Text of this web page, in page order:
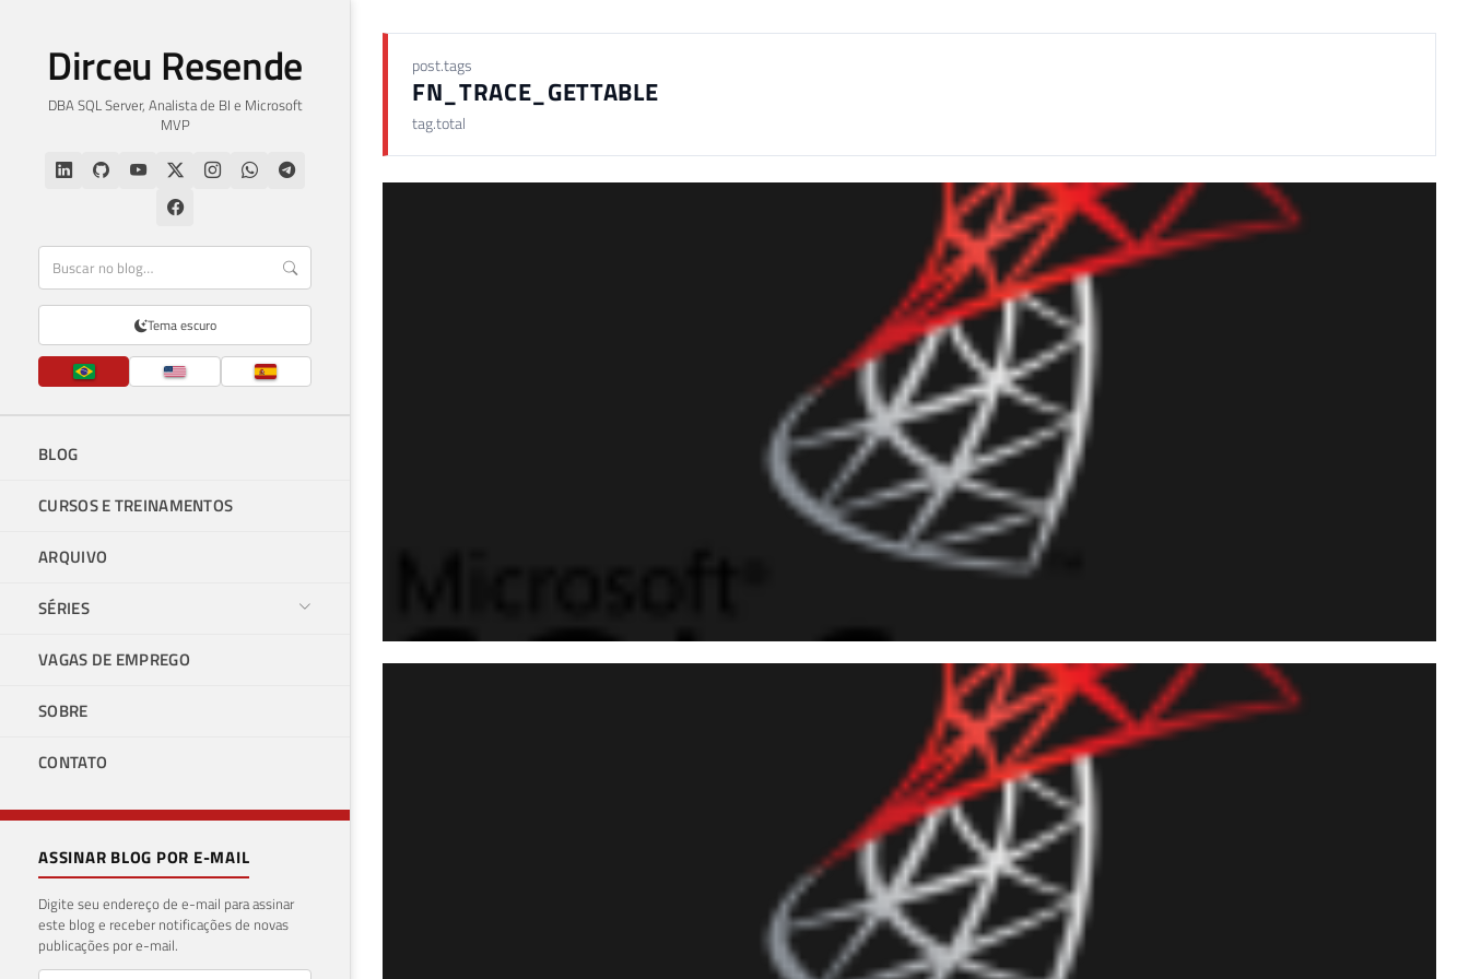
Dirceu Resende
DBA SQL Server, Analista de BI e Microsoft
MVP
Tema escuro
BLOG
CURSOS E TREINAMENTOS
ARQUIVO
SÉRIES
VAGAS DE EMPREGO
SOBRE
CONTATO
ASSINAR BLOG POR E-MAIL
Digite seu endereço de e-mail para assinar
este blog e receber notificações de novas
publicações por e-mail.
post.tags
FN_TRACE_GETTABLE
tag.total
Utilizando o trace padrão do SQL Server para auditar